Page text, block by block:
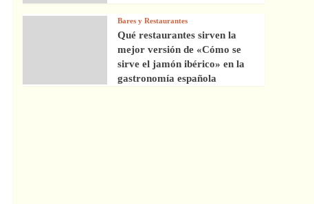
Bares y Restaurantes
Qué restaurantes sirven la
mejor versión de «Cómo se
sirve el jamón ibérico» en la
gastronomía española